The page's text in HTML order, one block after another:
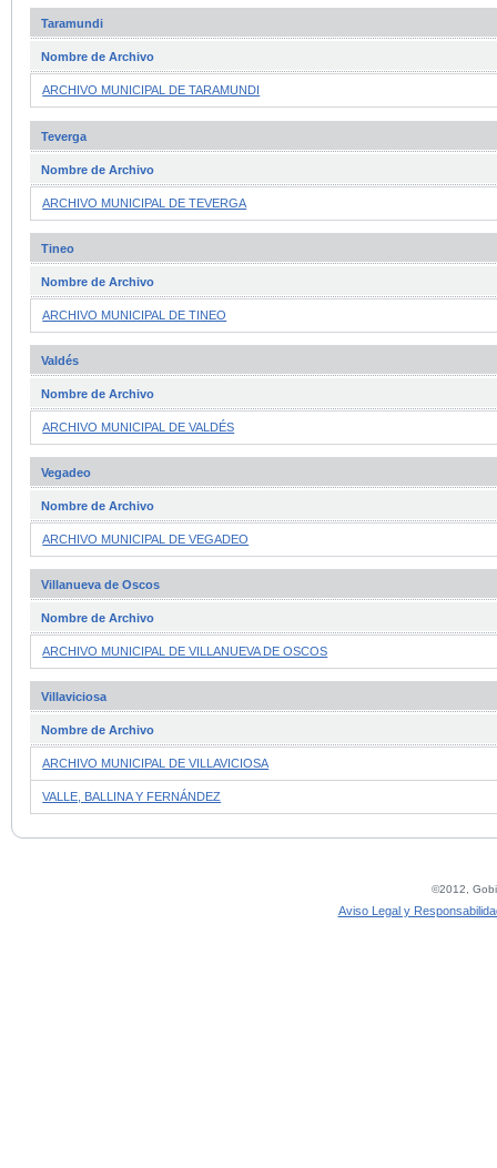
Taramundi
Nombre de Archivo
ARCHIVO MUNICIPAL DE TARAMUNDI
Teverga
Nombre de Archivo
ARCHIVO MUNICIPAL DE TEVERGA
Tineo
Nombre de Archivo
ARCHIVO MUNICIPAL DE TINEO
Valdés
Nombre de Archivo
ARCHIVO MUNICIPAL DE VALDÉS
Vegadeo
Nombre de Archivo
ARCHIVO MUNICIPAL DE VEGADEO
Villanueva de Oscos
Nombre de Archivo
ARCHIVO MUNICIPAL DE VILLANUEVA DE OSCOS
Villaviciosa
Nombre de Archivo
ARCHIVO MUNICIPAL DE VILLAVICIOSA
VALLE, BALLINA Y FERNÁNDEZ
©2012,
Aviso Legal y